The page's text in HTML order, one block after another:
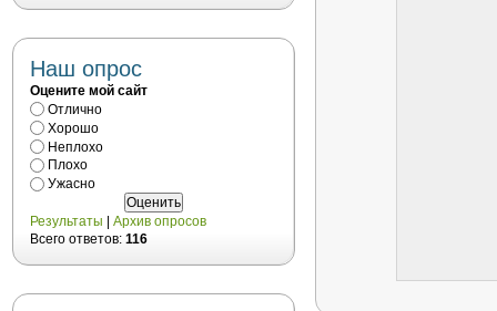
Наш опрос
Оцените мой сайт
Отлично
Хорошо
Неплохо
Плохо
Ужасно
Результаты
Архив опросов
Всего ответов: 116